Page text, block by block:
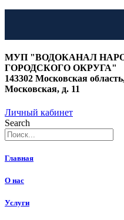
к
содержимому
МУП "ВОДОКАНАЛ
ГОРОДСКОГО ОКРУГА"
143302 Московская
Московская, д. 11
Личный кабинет
Search
Главная
О нас
Услуги